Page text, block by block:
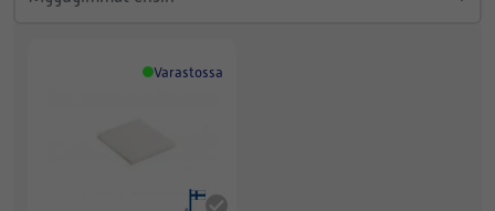
Varastossa